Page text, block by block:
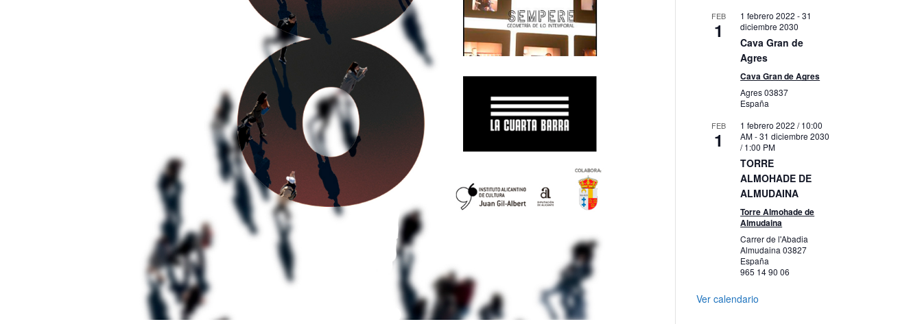
FEB
1
1 febrero 2022 -31
diciembre 2030
Cava Gran de
Agres
Cava Gran de Agres
Agres03837
España
FEB
1
1 febrero 2022 / 10:00
AM-31 diciembre 2030
/ 1:00 PM
TORRE
ALMOHADE DE
ALMUDAINA
Torre Almohade de
Almudaina
Carrer de l'Abadia
Almudaina03827
España
965 14 90 06
Ver calendario